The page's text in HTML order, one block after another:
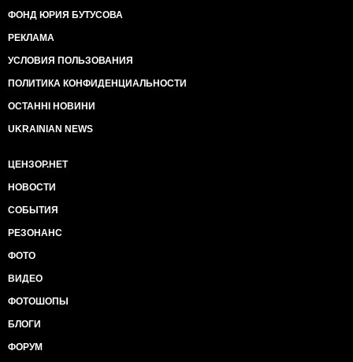
ФОНД ЮРИЯ БУТУСОВА
РЕКЛАМА
УСЛОВИЯ ПОЛЬЗОВАНИЯ
ПОЛИТИКА КОНФИДЕНЦИАЛЬНОСТИ
ОСТАННІ НОВИНИ
UKRAINIAN NEWS
ЦЕНЗОР.НЕТ
НОВОСТИ
СОБЫТИЯ
РЕЗОНАНС
ФОТО
ВИДЕО
ФОТОШОПЫ
БЛОГИ
ФОРУМ